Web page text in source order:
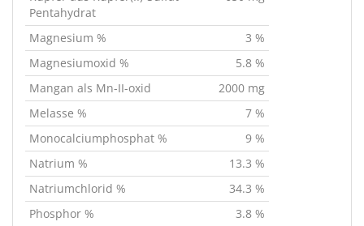
Pentahydrat
Magnesium %
3 %
Magnesiumoxid %
5.8 %
Mangan als Mn-II-oxid
2000 mg
Melasse %
7 %
Monocalciumphosphat %
9 %
Natrium %
13.3 %
Natriumchlorid %
34.3 %
Phosphor %
3.8 %